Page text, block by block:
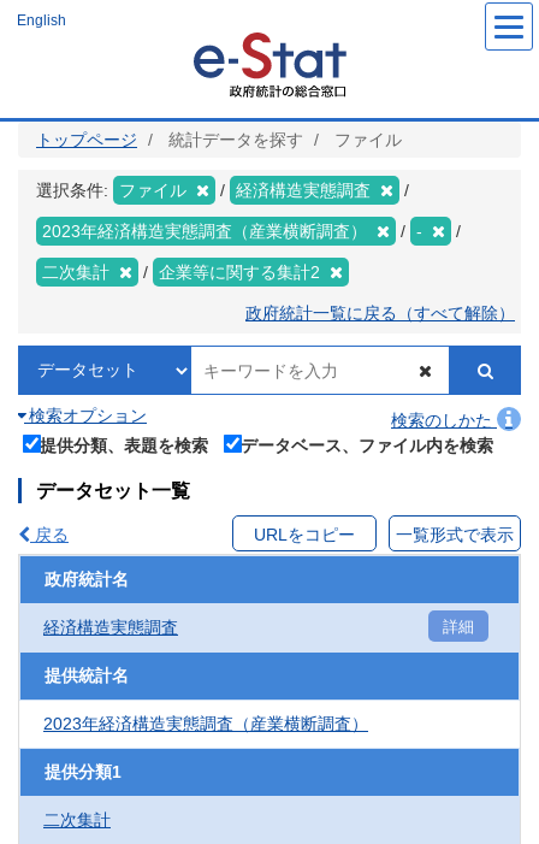
ツ
English
トップページ 統計データを探す ファイル
選択条件: ファイル 経済構造実態調査
2023年経済構造実態調査（産業横断調査） -
二次集計 企業等に関する集計2
政府統計一覧に戻る（すべて解除）
検索オプション
検索のしかた
提供分類、表題を検索
データベース、ファイル内を検索
データセット一覧
戻る URLをコピー 一覧形式で表示
政府統計名
経済構造実態調査 詳細
提供統計名
2023年経済構造実態調査（産業横断調査）
提供分類1
二次集計